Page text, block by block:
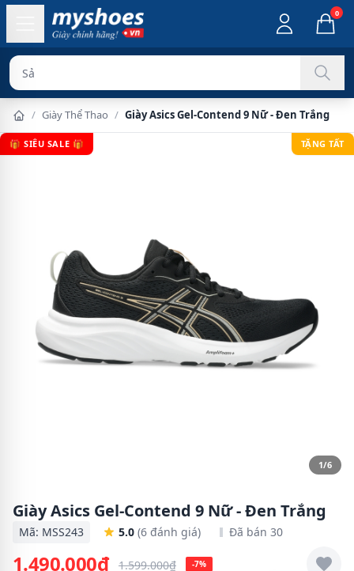
0
Sản phẩm chín
/ Giày Thể Thao / Giày Asics Gel-Contend 9 Nữ - Đen Trắng
🎁 SIÊU SALE 🎁 TẶNG TẤT
1/6
Giày Asics Gel-Contend 9 Nữ - Đen Trắng
Mã: MSS243 5.0 (6 đánh giá) Đã bán 30
1.490.000₫ 1.599.000₫ -7%